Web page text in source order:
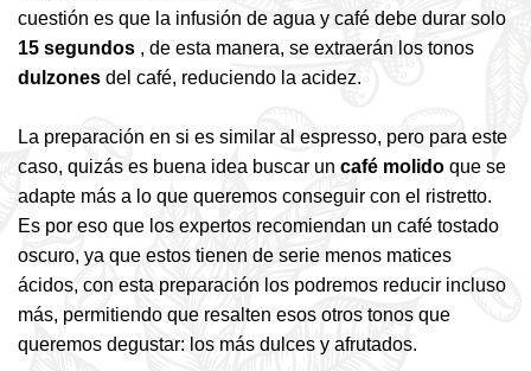
cuestión es que la infusión de agua y café debe durar solo
15 segundos , de esta manera, se extraerán los tonos
dulzones del café, reduciendo la acidez.
La preparación en si es similar al espresso, pero para este
caso, quizás es buena idea buscar un café molido que se
adapte más a lo que queremos conseguir con el ristretto.
Es por eso que los expertos recomiendan un café tostado
oscuro, ya que estos tienen de serie menos matices
ácidos, con esta preparación los podremos reducir incluso
más, permitiendo que resalten esos otros tonos que
queremos degustar: los más dulces y afrutados.